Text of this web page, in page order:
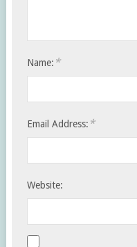
Name: *
Email Address: *
Website: